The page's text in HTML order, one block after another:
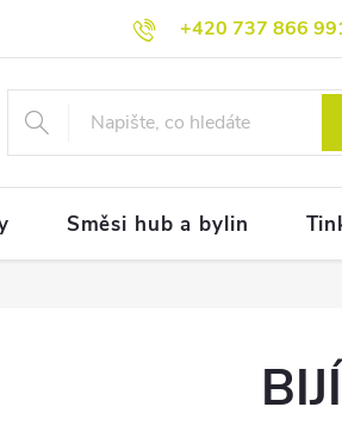
+420 737 866
Směsi hub a bylin